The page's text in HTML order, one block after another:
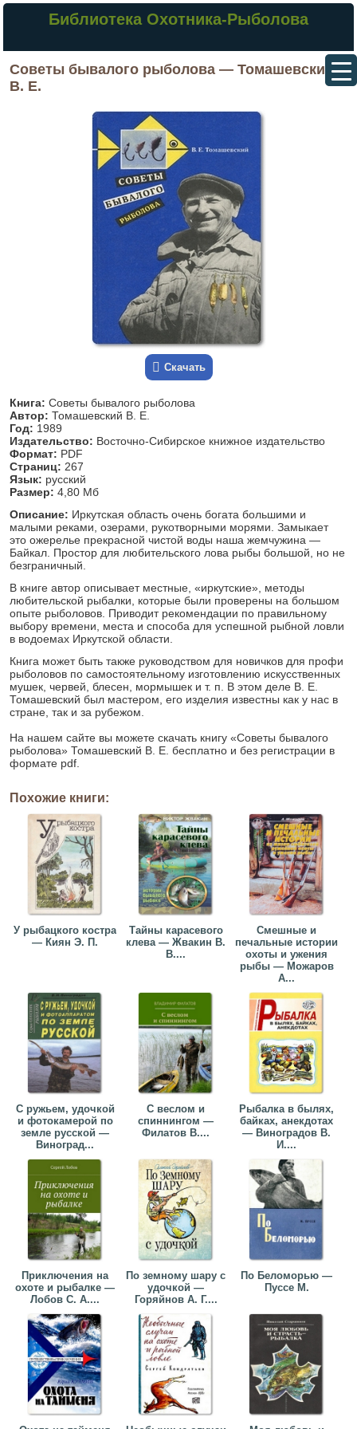
Библиотека Охотника-Рыболова
Советы бывалого рыболова — Томашевский
В. Е.
Скачать
Книга: Советы бывалого рыболова
Автор: Томашевский В. Е.
Год: 1989
Издательство: Восточно-Сибирское книжное издательство
Формат: PDF
Страниц: 267
Язык: русский
Размер: 4,80 Мб
Описание: Иркутская область очень богата большими и
малыми реками, озерами, рукотворными морями. Замыкает
это ожерелье прекрасной чистой воды наша жемчужина —
Байкал. Простор для любительского лова рыбы большой, но не
безграничный.
В книге автор описывает местные, «иркутские», методы
любительской рыбалки, которые были проверены на большом
опыте рыболовов. Приводит рекомендации по правильному
выбору времени, места и способа для успешной рыбной ловли
в водоемах Иркутской области.
Книга может быть также руководством для новичков для профи
рыболовов по самостоятельному изготовлению искусственных
мушек, червей, блесен, мормышек и т. п. В этом деле В. Е.
Томашевский был мастером, его изделия известны как у нас в
стране, так и за рубежом.
На нашем сайте вы можете скачать книгу «Советы бывалого
рыболова» Томашевский В. Е. бесплатно и без регистрации в
формате pdf.
Похожие книги:
У рыбацкого костра
— Киян Э. П.
Тайны карасевого
клева — Жвакин В.
В....
Смешные и
печальные истории
охоты и ужения
рыбы — Можаров
А...
С ружьем, удочкой
и фотокамерой по
земле русской —
Виноград...
С веслом и
спиннингом —
Филатов В....
Рыбалка в былях,
байках, анекдотах
— Виноградов В.
И....
Приключения на
охоте и рыбалке —
Лобов С. А....
По земному шару с
удочкой —
Горяйнов А. Г....
По Беломорью —
Пуссе М.